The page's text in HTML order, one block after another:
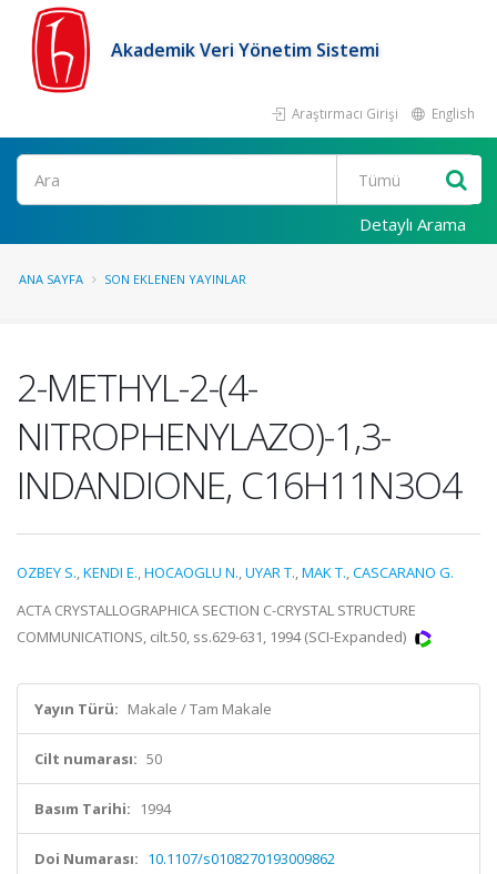
Akademik Veri Yönetim Sistemi
Araştırmacı Girişi English
Ara
Detaylı Arama
ANA SAYFA SON EKLENEN YAYINLAR
2-METHYL-2-(4-
NITROPHENYLAZO)-1,3-
INDANDIONE, C16H11N3O4
OZBEY S.,KENDI E.,HOCAOGLU N.,UYAR T.,MAK T.,CASCARANO G.
ACTA CRYSTALLOGRAPHICA SECTION C-CRYSTAL STRUCTURE
COMMUNICATIONS, cilt.50, ss.629-631, 1994 (SCI-Expanded)
Yayın Türü: Makale / Tam Makale
Cilt numarası: 50
Basım Tarihi: 1994
Doi Numarası: 10.1107/s0108270193009862